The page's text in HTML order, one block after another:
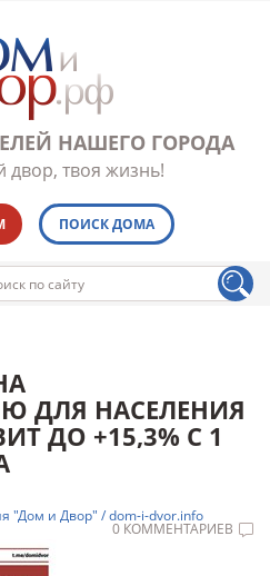
НАШЕГО ГОРОДА
двор, твоя жизнь!
ПОИСК ДОМА
ДЛЯ НАСЕЛЕНИЯ
ДО +15,3% С 1
"Дом и Двор" / dom-i-dvor.info
0 КОММЕНТАРИЕВ